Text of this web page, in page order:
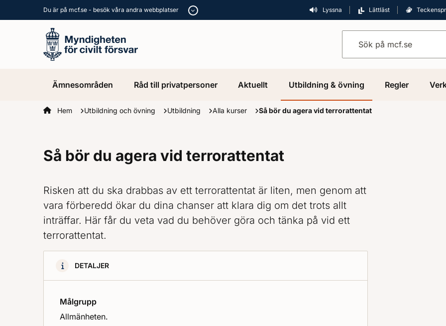
Du är på mcf.se - besök våra andra webbplatser Lyssna Lättläst
Ämnesområden Råd till privatpersoner Aktuellt Utbildning & övning Regler
Startsidan
Hem Utbildning och övning Utbildning Alla kurser Så bör du agera vid terrorattentat
Så bör du agera vid terrorattentat
Risken att du ska drabbas av ett terrorattentat är liten, men genom att
vara förberedd ökar du dina chanser att klara dig om det trots allt
inträffar. Här får du veta vad du behöver göra och tänka på vid ett
terrorattentat.
DETALJER
Målgrupp
Allmänheten.